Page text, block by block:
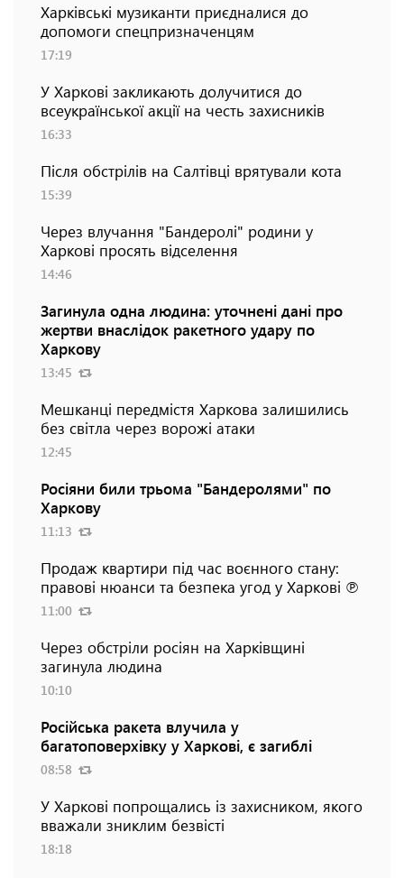
Харківські музиканти приєдналися до
допомоги спецпризначенцям
17:19
У Харкові закликають долучитися до
всеукраїнської акції на честь захисників
16:33
Після обстрілів на Салтівці врятували кота
15:39
Через влучання "Бандеролі" родини у
Харкові просять відселення
14:46
Загинула одна людина: уточнені дані про
жертви внаслідок ракетного удару по
Харкову
13:45
Мешканці передмістя Харкова залишились
без світла через ворожі атаки
12:45
Росіяни били трьома "Бандеролями" по
Харкову
11:13
Продаж квартири під час воєнного стану:
правові нюанси та безпека угод у Харкові ℗
11:00
Через обстріли росіян на Харківщині
загинула людина
10:10
Російська ракета влучила у
багатоповерхівку у Харкові, є загиблі
08:58
У Харкові попрощались із захисником, якого
вважали зниклим безвісті
18:18